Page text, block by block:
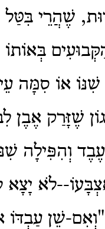
שֶׁהֲרֵי
שִׁנּוֹ אוֹ סִמָּה
שֶׁזָּרַק אֶבֶן
וְהִפִּילָה
לֹא יָצָא
שֵׁן עַבְדּוֹ